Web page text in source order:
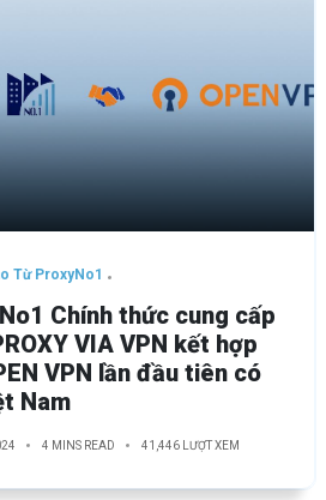
Từ ProxyNo1
Chính thức cung cấp
VIA VPN kết hợp
VPN lần đầu tiên có
Nam
4 MINS READ 41,446 LƯỢT XEM